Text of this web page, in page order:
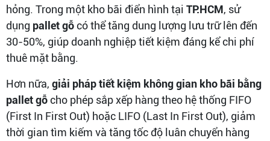
hỏng. Trong một kho bãi điển hình tại TP.HCM, sử
dụng pallet gỗcó thể tăng dung lượng lưu trữ lên đến
30-50%, giúp doanh nghiệp tiết kiệm đáng kể chi phí
thuê mặt bằng.
Hơn nữa, giải pháp tiết kiệm không gian kho bãi bằng
pallet gỗcho phép sắp xếp hàng theo hệ thống FIFO
(First In First Out) hoặc LIFO (Last In First Out), giảm
thời gian tìm kiếm và tăng tốc độ luân chuyển hàng